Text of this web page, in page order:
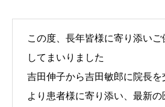
この度、長年皆様に寄り添い
してまいりました
吉田伸子から吉田敏郎に院長を
より患者様に寄り添い、最新